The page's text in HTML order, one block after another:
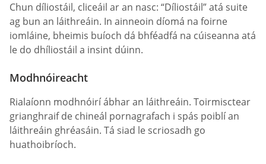
Chun díliostáil, cliceáil ar an nasc: “Díliostáil” atá suite
ag bun an láithreáin. In ainneoin díomá na foirne
iomláine, bheimis buíoch dá bhféadfá na cúiseanna atá
le do dhíliostáil a insint dúinn.
Modhnóireacht
Rialaíonn modhnóirí ábhar an láithreáin. Toirmisctear
grianghraif de chineál pornagrafach i spás poiblí an
láithreáin ghréasáin. Tá siad le scriosadh go
huathoibríoch.